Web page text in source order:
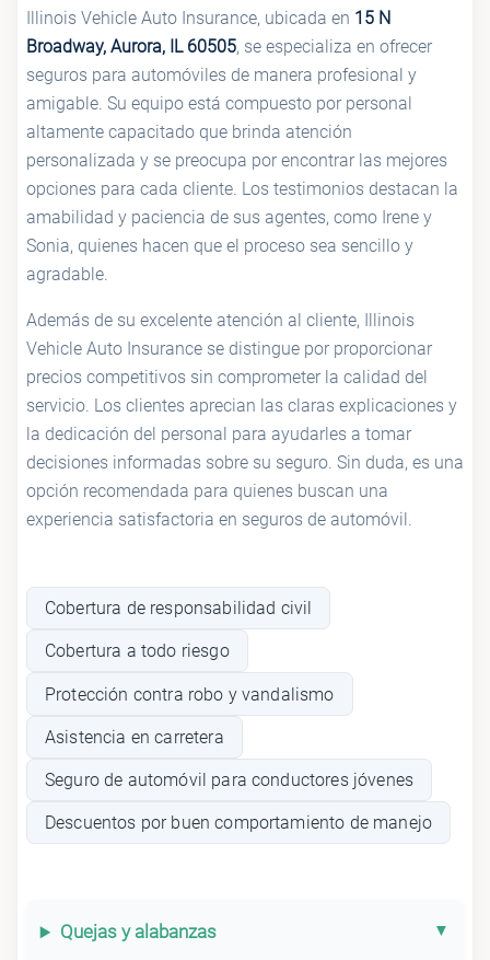
Illinois Vehicle Auto Insurance, ubicada en 15 N
Broadway, Aurora, IL 60505, se especializa en ofrecer
seguros para automóviles de manera profesional y
amigable. Su equipo está compuesto por personal
altamente capacitado que brinda atención
personalizada y se preocupa por encontrar las mejores
opciones para cada cliente. Los testimonios destacan la
amabilidad y paciencia de sus agentes, como Irene y
Sonia, quienes hacen que el proceso sea sencillo y
agradable.
Además de su excelente atención al cliente, Illinois
Vehicle Auto Insurance se distingue por proporcionar
precios competitivos sin comprometer la calidad del
servicio. Los clientes aprecian las claras explicaciones y
la dedicación del personal para ayudarles a tomar
decisiones informadas sobre su seguro. Sin duda, es una
opción recomendada para quienes buscan una
experiencia satisfactoria en seguros de automóvil.
Cobertura de responsabilidad civil
Cobertura a todo riesgo
Protección contra robo y vandalismo
Asistencia en carretera
Seguro de automóvil para conductores jóvenes
Descuentos por buen comportamiento de manejo
Quejas y alabanzas